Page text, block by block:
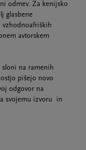
odmev. Za kenijsko
glasbene
vzhodnoafriških
avtorskem
sloni na ramenih
pišejo novo
odgovor na
svojemu izvoru in